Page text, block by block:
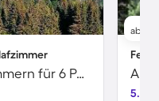
Apartment mit 2 Schlafzimmern für 6 Personen
ab
5.0